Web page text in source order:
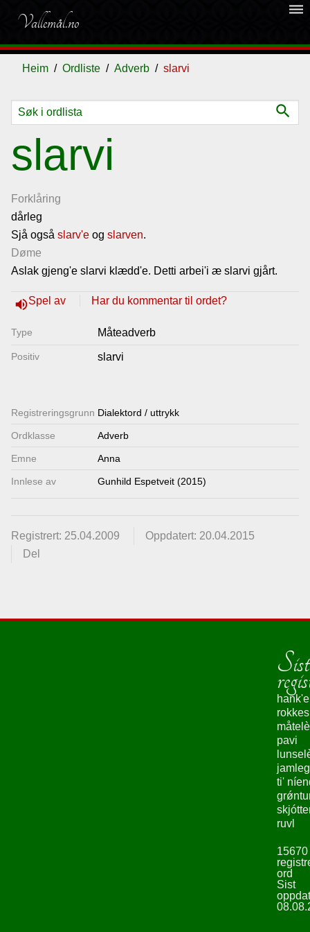
Vallemål.no
dehaze
Heim Ordliste Adverb slarvi
search
slarvi
Forklåring
dårleg
Sjå også slarv'e og slarven.
Døme
Aslak gjeng'e slarvi klædd'e. Detti arbei'i æ slarvi gjårt.
volume_upSpel av Har du kommentar til ordet?
Type Måteadverb
Positiv slarvi
Registrerings­grunn Dialektord / uttrykk
Ordklasse Adverb
Emne Anna
Innlese av Gunhild Espetveit (2015)
Registrert: 25.04.2009
Oppdatert: 20.04.2015
Del
Ordliste
Om
vallemålet
Gjestebok
Lenkjer
hank'e
pavi
ti'
ruvl
15670
ord
Sist